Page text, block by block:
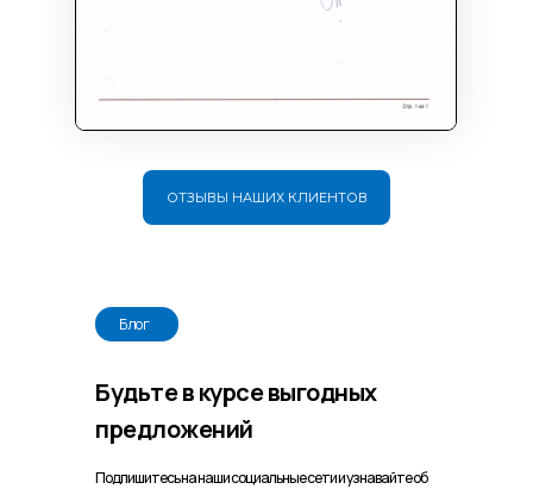
ОТЗЫВЫ НАШИХ КЛИЕНТОВ
Будьте в курсе выгодных
предложений
Блог
Подпишитесь на наши социальные сети и узнавайте об